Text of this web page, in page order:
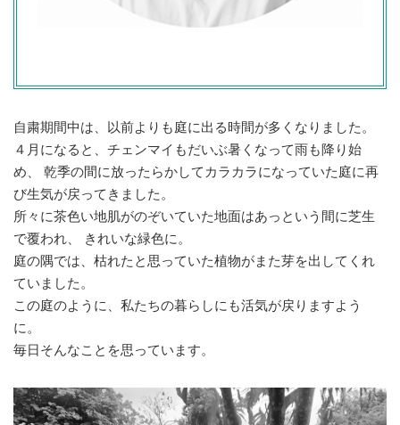
自粛期間中は、以前よりも庭に出る時間が多くなりました。
４月になると、チェンマイもだいぶ暑くなって雨も降り始
め、 乾季の間に放ったらかしてカラカラになっていた庭に再
び生気が戻ってきました。
所々に茶色い地肌がのぞいていた地面はあっという間に芝生
で覆われ、 きれいな緑色に。
庭の隅では、枯れたと思っていた植物がまた芽を出してくれ
ていました。
この庭のように、私たちの暮らしにも活気が戻りますよう
に。
毎日そんなことを思っています。